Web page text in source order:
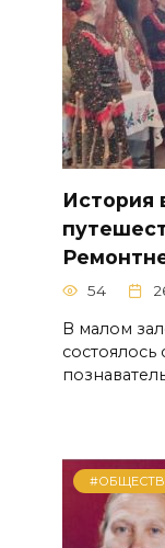
История
54
В малом